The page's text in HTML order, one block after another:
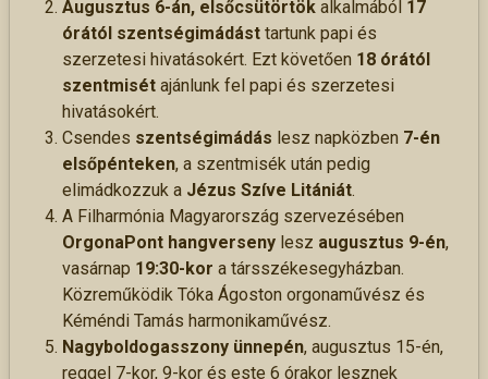
Augusztus 6-án, elsőcsütörtök alkalmából 17
órától szentségimádást tartunk papi és
szerzetesi hivatásokért. Ezt követően 18 órától
szentmisét ajánlunk fel papi és szerzetesi
hivatásokért.
Csendes szentségimádás lesz napközben 7-én
elsőpénteken, a szentmisék után pedig
elimádkozzuk a Jézus Szíve Litániát.
A Filharmónia Magyarország szervezésében
OrgonaPont hangverseny lesz augusztus 9-én,
vasárnap 19:30-kor a társszékesegyházban.
Közreműködik Tóka Ágoston orgonaművész és
Kéméndi Tamás harmonikaművész.
Nagyboldogasszony ünnepén, augusztus 15-én,
reggel 7-kor, 9-kor és este 6 órakor lesznek